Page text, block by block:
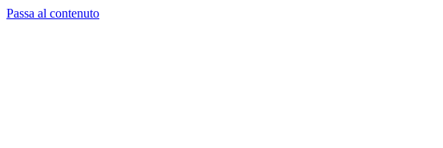
Passa al contenuto